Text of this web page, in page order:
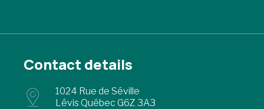
Contact details
1024 Rue de Séville
Lévis Québec G6Z 3A3